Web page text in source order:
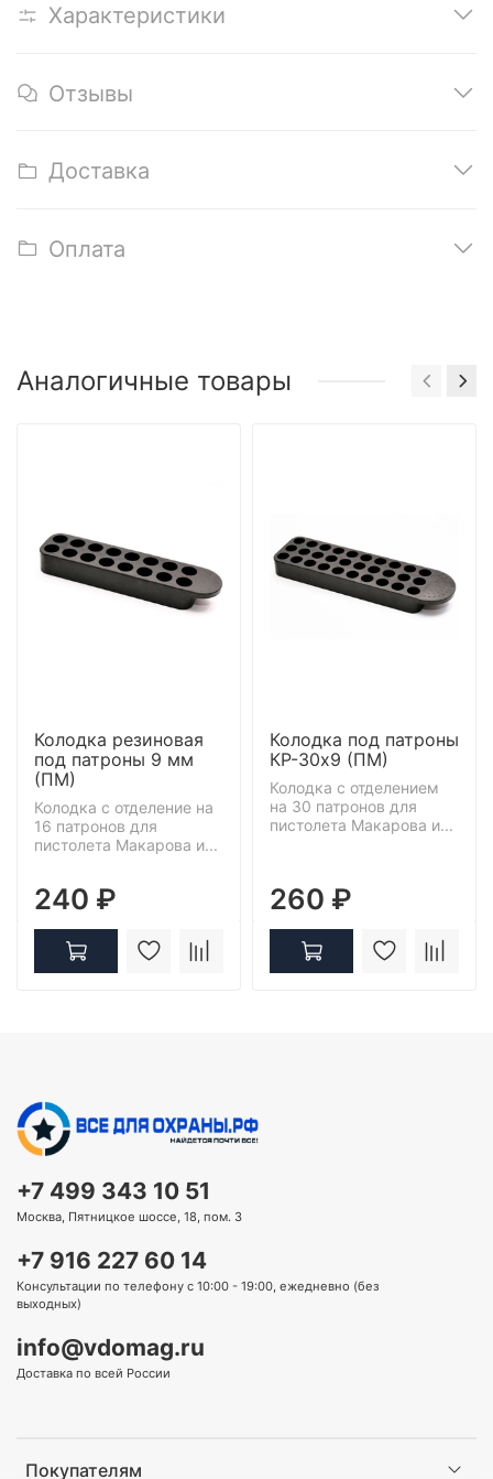
Характеристики
Отзывы
Доставка
Оплата
Аналогичные товары
Колодка резиновая
под патроны 9 мм
(ПМ)
Колодка с отделение на
16 патронов для
пистолета Макарова и...
240 ₽
Колодка под патроны
КР-30х9 (ПМ)
Колодка с отделением
на 30 патронов для
пистолета Макарова и...
260 ₽
Покупателям
+7 499 343 10 51
Москва, Пятницкое шоссе, 18, пом. 3
+7 916 227 60 14
Консультации по телефону с 10:00 - 19:00, ежедневно (без
выходных)
info@vdomag.ru
Доставка по всей России